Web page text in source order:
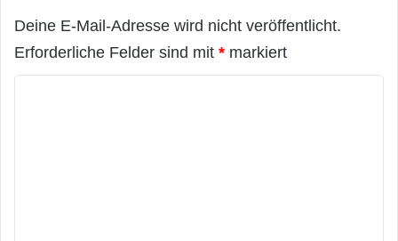
Deine E-Mail-Adresse wird nicht veröffentlicht.
Erforderliche Felder sind mit * markiert